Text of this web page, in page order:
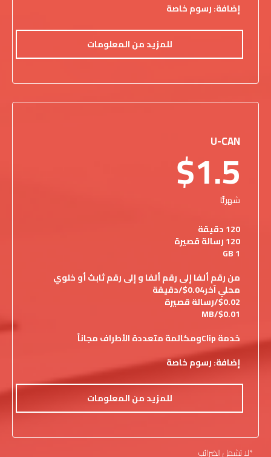
إضافة: رسوم خاصة
للمزيد من المعلومات
U-CAN
$1.5
شهريًّا
120 دقيقة
120 رسالة قصيرة
1 GB
من رقم ألفا إلى رقم ألفا و إلى رقم ثابث أو خلوي
محلي آخر0.04$/دقيقة
$0.02/رسالة قصيرة
MB/$0.01
خدمة Clipومكالمة متعددة الأطراف مجاناً
إضافة: رسوم خاصة
للمزيد من المعلومات
*لا تشمل الضرائب